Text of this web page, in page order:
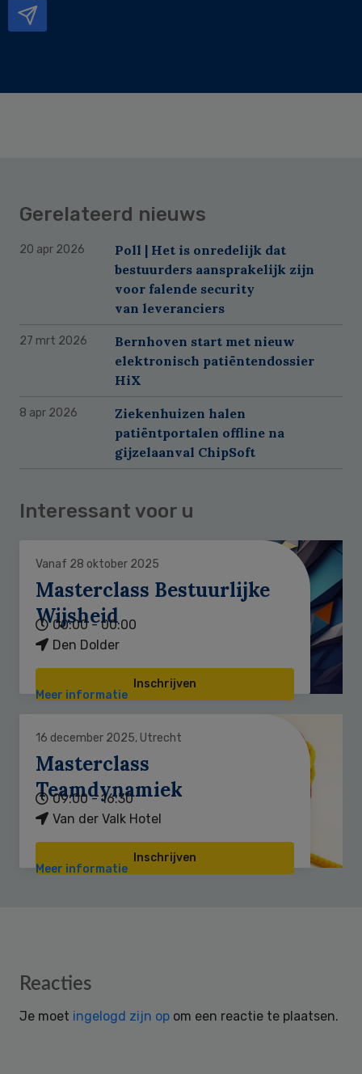
Gerelateerd nieuws
20 apr 2026
Poll | Het is onredelijk dat
bestuurders aansprakelijk zijn
voor falende security
van leveranciers
27 mrt 2026
Bernhoven start met nieuw
elektronisch patiëntendossier
HiX
8 apr 2026
Ziekenhuizen halen
patiëntportalen offline na
gijzelaanval ChipSoft
Interessant voor u
Vanaf 28 oktober 2025
Masterclass Bestuurlijke
Wijsheid
00:00 - 00:00
Den Dolder
Inschrijven
Meer informatie
16 december 2025, Utrecht
Masterclass
Teamdynamiek
09:00 - 16:30
Van der Valk Hotel
Inschrijven
Meer informatie
Reader
Reacties
Je moet ingelogd zijn op om een reactie te plaatsen.